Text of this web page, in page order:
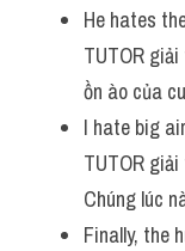
Reading
Vocabulary
He hates
TUTOR
ồn ào của
I hate big
TUTOR
Chúng lúc
Finally, the